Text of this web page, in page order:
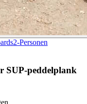
2-Personen
SUP-peddelplank